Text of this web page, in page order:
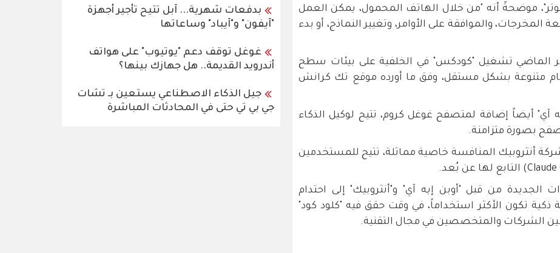
موضحةً أنه "من خلال الهاتف المحمول، يمكن العمل
والموافقة على الأوامر، وتغيير النماذج، أو بدء
الماضي تشغيل "كودكس" في الخلفية على بيئات سطح
متنوعة بشكل مستقل، وفق ما أورده موقع تك كرانش
أيضاً إضافة لمتصفح غوغل كروم، تتيح لوكيل الذكاء
بصورة متزامنة.
أنثروبيك المنافسة خاصية مماثلة، تتيح للمستخدمين
الجديدة من قبل "أوبن إيه آي" و"أنثروبيك" إلى احتدام
ذكية تكون الأكثر استخداماً، في وقت حقق فيه "كلود كود"
بين الشركات والمتخصصين في مجال التقنية.
بدفعات شهرية... آبل تتيح تأجير أجهزة
"آيفون" و"آيباد" وساعاتها
غوغل توقف دعم "يوتيوب" على هواتف
أندرويد القديمة.. هل جهازك بينها؟
جيل الذكاء الاصطناعي يستعين بـ تشات
جي بي تي حتى في المحادثات المباشرة